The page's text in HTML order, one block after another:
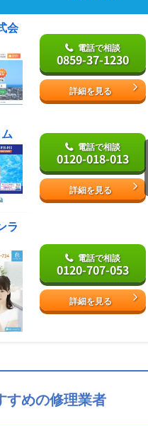
会
電話で相談
0859-37-1230
詳細を見る
電話で相談
0120-018-013
詳細を見る
ラ
電話で相談
0120-707-053
詳細を見る
すめの修理業者